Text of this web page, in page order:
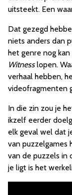
uitsteekt. Een
Dat gezegd
niets anders dan
het genre nog
Witnesslopen.
verhaal hebben,
videofragmenten
In die zin zou je
ikzelf eerder
elk geval wel dat
van puzzelgames
van de puzzels in
je ligt is het